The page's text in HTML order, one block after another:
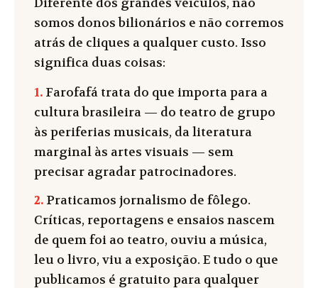
somos donos bilionários e não corremos
atrás de cliques a qualquer custo. Isso
significa duas coisas:
1. Farofafá trata do que importa para a
cultura brasileira — do teatro de grupo
às periferias musicais, da literatura
marginal às artes visuais — sem
precisar agradar patrocinadores.
2. Praticamos jornalismo de fôlego.
Críticas, reportagens e ensaios nascem
de quem foi ao teatro, ouviu a música,
leu o livro, viu a exposição. E tudo o que
publicamos é gratuito para qualquer